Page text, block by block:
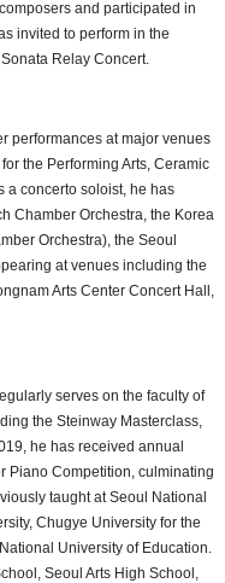
and participated in
invited to perform in the
Relay Concert.
performances at major venues
the Performing Arts, Ceramic
a concerto soloist, he has
Chamber Orchestra, the Korea
Orchestra), the Seoul
at venues including the
Arts Center Concert Hall,
serves on the faculty of
the Steinway Masterclass,
he has received annual
Piano Competition, culminating
taught at Seoul National
Chugye University for the
University of Education.
Seoul Arts High School,